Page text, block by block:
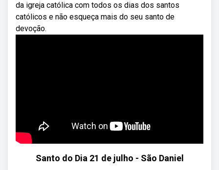
da igreja católica com todos os dias dos santos
católicos e não esqueça mais do seu santo de
devoção.
Santo do Dia 21 de julho - São Daniel